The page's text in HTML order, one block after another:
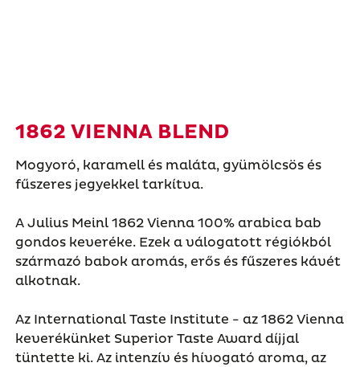
1862 VIENNA BLEND
Mogyoró, karamell és maláta, gyümölcsös és
fűszeres jegyekkel tarkítva.
A Julius Meinl 1862 Vienna 100% arabica bab
gondos keveréke. Ezek a válogatott régiókból
származó babok aromás, erős és fűszeres kávét
alkotnak.
Az International Taste Institute - az 1862 Vienna
keverékünket Superior Taste Award díjjal
tüntette ki. Az intenzív és hívogató aroma, az